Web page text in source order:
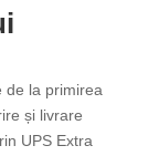
de la primirea
și livrare
UPS Extra